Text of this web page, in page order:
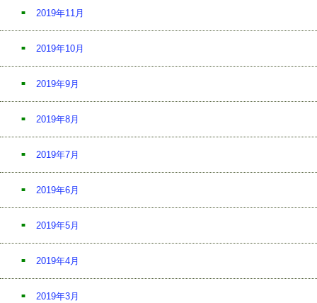
2019年11月
2019年10月
2019年9月
2019年8月
2019年7月
2019年6月
2019年5月
2019年4月
2019年3月